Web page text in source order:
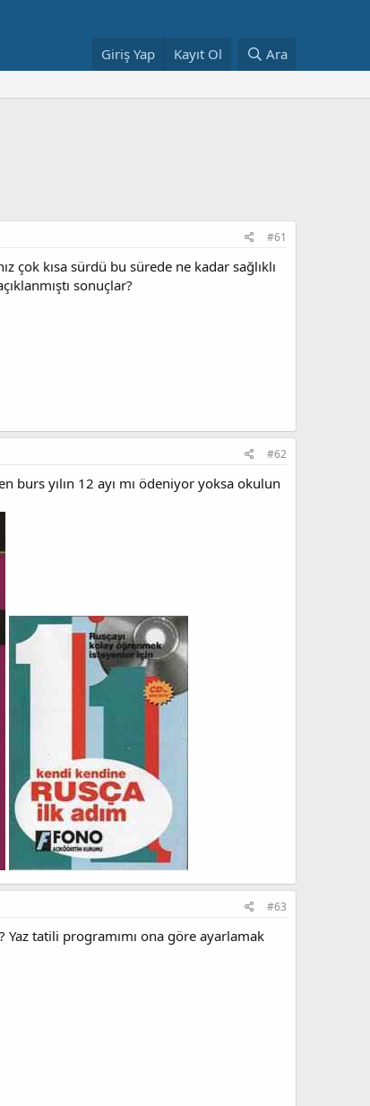
Giriş Yap Kayıt Ol Ara
#61
kısa sürdü bu sürede ne kadar sağlıklı
sonuçlar?
#62
yılın 12 ayı mı ödeniyor yoksa okulun
#63
Yaz tatili programımı ona göre ayarlamak